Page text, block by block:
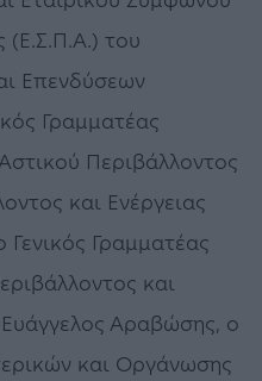
(Ε.Σ.Π.Α.) του
Επενδύσεων
Γραμματέας
Περιβάλλοντος
και Ενέργειας
Γραμματέας
και
Ευάγγελος Αραβώσης, ο
και Οργάνωσης